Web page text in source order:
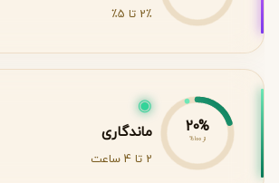
2٪ تا 5٪
20%
از 100%
◉
ماندگاری
2 تا 4 ساعت